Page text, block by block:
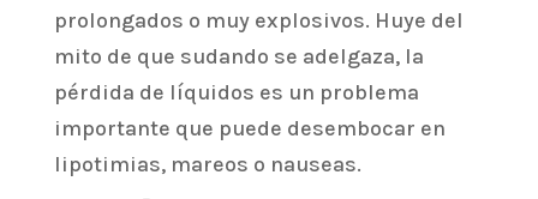
prolongados o muy explosivos. Huye del
mito de que sudando se adelgaza, la
pérdida de líquidos es un problema
importante que puede desembocar en
lipotimias, mareos o nauseas.